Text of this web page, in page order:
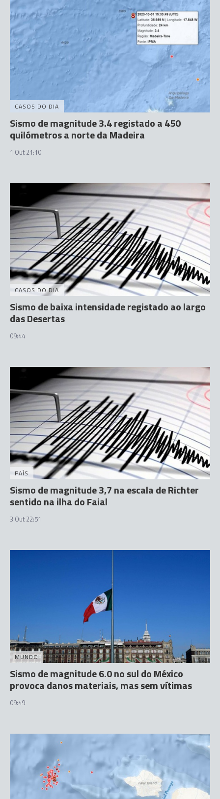
CASOS DO DIA
Sismo de magnitude 3.4 registado a 450
quilómetros a norte da Madeira
1 Out 21:10
CASOS DO DIA
Sismo de baixa intensidade registado ao largo
das Desertas
09:44
PAÍS
Sismo de magnitude 3,7 na escala de Richter
sentido na ilha do Faial
3 Out 22:51
MUNDO
Sismo de magnitude 6.0 no sul do México
provoca danos materiais, mas sem vítimas
09:49